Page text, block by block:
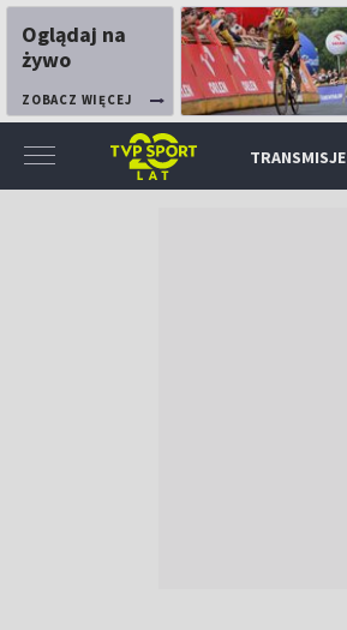
Oglądaj na
żywo
ZOBACZ WIĘCEJ
TRANSMISJE